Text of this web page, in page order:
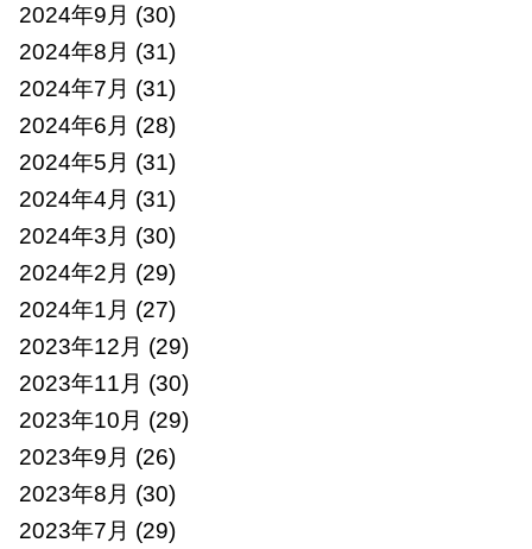
2024年9月 (30)
2024年8月 (31)
2024年7月 (31)
2024年6月 (28)
2024年5月 (31)
2024年4月 (31)
2024年3月 (30)
2024年2月 (29)
2024年1月 (27)
2023年12月 (29)
2023年11月 (30)
2023年10月 (29)
2023年9月 (26)
2023年8月 (30)
2023年7月 (29)